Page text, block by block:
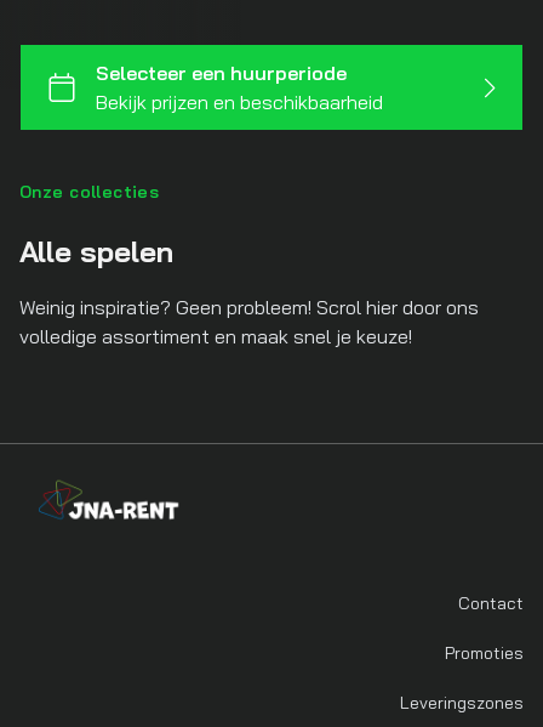
Onze collecties
Alle spelen
Weinig inspiratie? Geen probleem! Scrol hier door ons
volledige assortiment en maak snel je keuze!
Contact
Promoties
Leveringszones